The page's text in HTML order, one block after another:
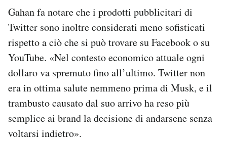
Gahan fa notare che i prodotti pubblicitari di
Twitter sono inoltre considerati meno sofisticati
rispetto a ciò che si può trovare su Facebook o su
YouTube. «Nel contesto economico attuale ogni
dollaro va spremuto fino all’ultimo. Twitter non
era in ottima salute nemmeno prima di Musk, e il
trambusto causato dal suo arrivo ha reso più
semplice ai brand la decisione di andarsene senza
voltarsi indietro».